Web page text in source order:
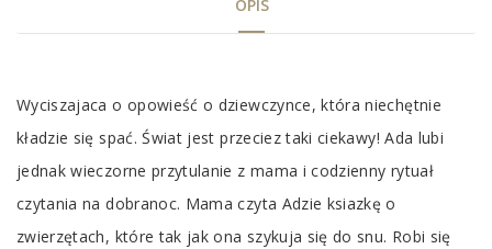
OPIS
Tab
Article
Wyciszajaca o opowieść o dziewczynce, która niechętnie
kładzie się spać. Świat jest przeciez taki ciekawy! Ada lubi
jednak wieczorne przytulanie z mama i codzienny rytuał
czytania na dobranoc. Mama czyta Adzie ksiazkę o
zwierzętach, które tak jak ona szykuja się do snu. Robi się